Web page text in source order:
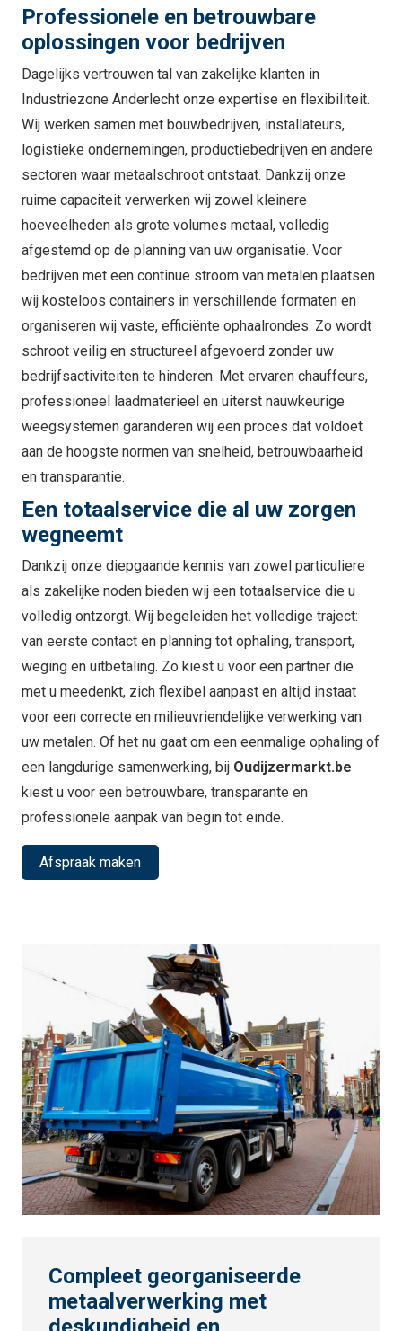
Professionele en betrouwbare
oplossingen voor bedrijven
Dagelijks vertrouwen tal van zakelijke klanten in
Industriezone Anderlecht onze expertise en flexibiliteit.
Wij werken samen met bouwbedrijven, installateurs,
logistieke ondernemingen, productiebedrijven en andere
sectoren waar metaalschroot ontstaat. Dankzij onze
ruime capaciteit verwerken wij zowel kleinere
hoeveelheden als grote volumes metaal, volledig
afgestemd op de planning van uw organisatie. Voor
bedrijven met een continue stroom van metalen plaatsen
wij kosteloos containers in verschillende formaten en
organiseren wij vaste, efficiënte ophaalrondes. Zo wordt
schroot veilig en structureel afgevoerd zonder uw
bedrijfsactiviteiten te hinderen. Met ervaren chauffeurs,
professioneel laadmaterieel en uiterst nauwkeurige
weegsystemen garanderen wij een proces dat voldoet
aan de hoogste normen van snelheid, betrouwbaarheid
en transparantie.
Een totaalservice die al uw zorgen
wegneemt
Dankzij onze diepgaande kennis van zowel particuliere
als zakelijke noden bieden wij een totaalservice die u
volledig ontzorgt. Wij begeleiden het volledige traject:
van eerste contact en planning tot ophaling, transport,
weging en uitbetaling. Zo kiest u voor een partner die
met u meedenkt, zich flexibel aanpast en altijd instaat
voor een correcte en milieuvriendelijke verwerking van
uw metalen. Of het nu gaat om een eenmalige ophaling of
een langdurige samenwerking, bij Oudijzermarkt.be
kiest u voor een betrouwbare, transparante en
professionele aanpak van begin tot einde.
Afspraak maken
Compleet georganiseerde
metaalverwerking met